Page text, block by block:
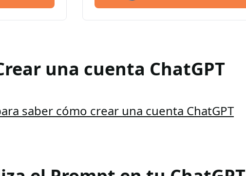
una cuenta ChatGPT
saber cómo crear una cuenta ChatGPT